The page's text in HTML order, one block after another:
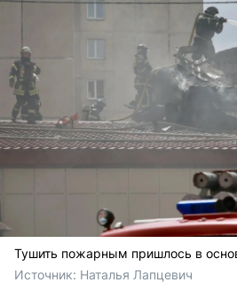
Тушить пожарным пришлось в
Источник: Наталья Лапцевич